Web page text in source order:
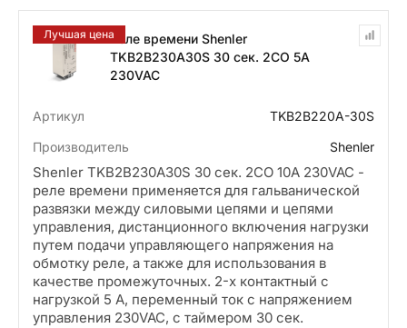
Лучшая ценаРеле времени Shenler
TKB2B230A30S 30 сек. 2СО 5A
230VAC
Артикул
TKB2B220A-30S
Производитель
Shenler
Shenler TKB2B230A30S 30 сек. 2СО 10A 230VAC -
реле времени применяется для гальванической
развязки между силовыми цепями и цепями
управления, дистанционного включения нагрузки
путем подачи управляющего напряжения на
обмотку реле, а также для использования в
качестве промежуточных. 2-х контактный с
нагрузкой 5 А, переменный ток с напряжением
управления 230VAC, с таймером 30 сек.